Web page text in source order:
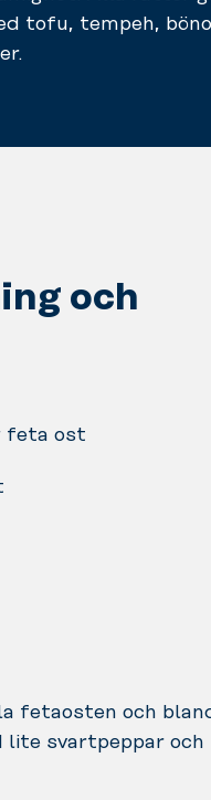
tofu, tempeh,
och
feta ost
fetaosten och
lite svartpeppar och